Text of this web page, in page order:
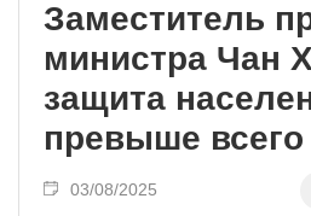
Заместитель
министра Чан
защита
превыше всего
03/08/2025